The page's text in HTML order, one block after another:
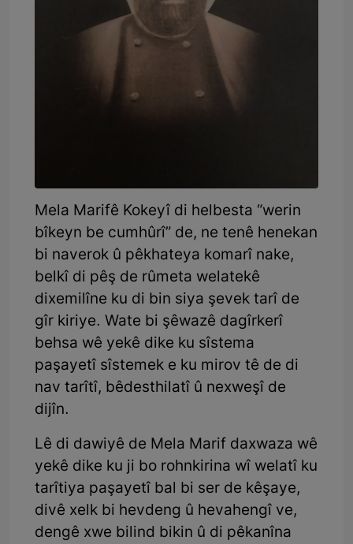
Mela Marifê Kokeyî di helbesta “werin
bîkeyn be cumhûrî” de, ne tenê henekan
bi naverok û pêkhateya komarî nake,
belkî di pêş de rûmeta welatekê
dixemilîne ku di bin siya şevek tarî de
gîr kiriye. Wate bi şêwazê dagîrkerî
behsa wê yekê dike ku sîstema
paşayetî sîstemek e ku mirov tê de di
nav tarîtî, bêdesthilatî û nexweşî de
dijîn.
Lê di dawiyê de Mela Marif daxwaza wê
yekê dike ku ji bo rohnkirina wî welatî ku
tarîtiya paşayetî bal bi ser de kêşaye,
divê xelk bi hevdeng û hevahengî ve,
dengê xwe bilind bikin û di pêkanîna